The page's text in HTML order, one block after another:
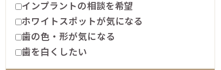
インプラントの相談を希望
ホワイトスポットが気になる
歯の色・形が気になる
歯を白くしたい